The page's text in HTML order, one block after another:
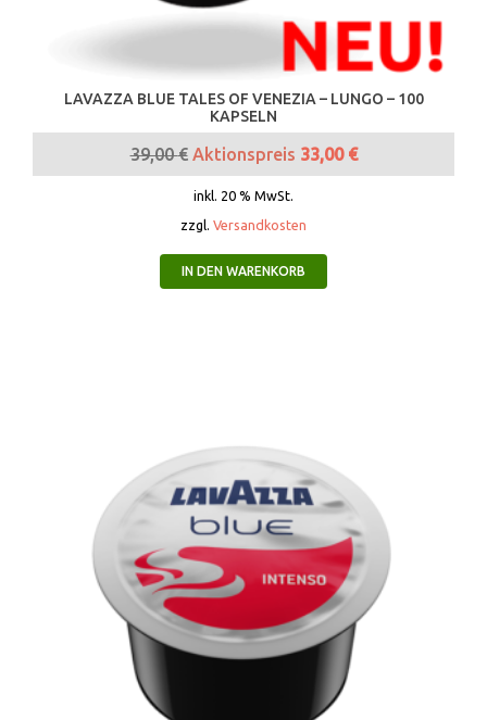
LAVAZZA BLUE TALES OF VENEZIA – LUNGO – 100
KAPSELN
39,00€ Aktionspreis 33,00 €
inkl. 20 % MwSt.
zzgl. Versandkosten
IN DEN WARENKORB